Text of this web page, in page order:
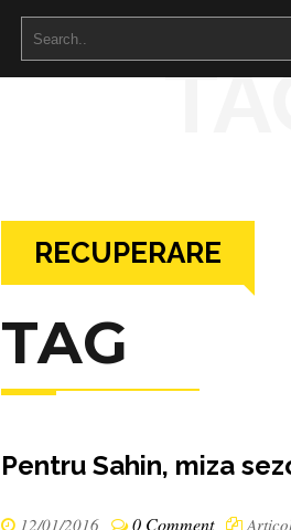
RECUPERARE
TAG
Pentru Sahin, miza
12/01/2016 0 Comment